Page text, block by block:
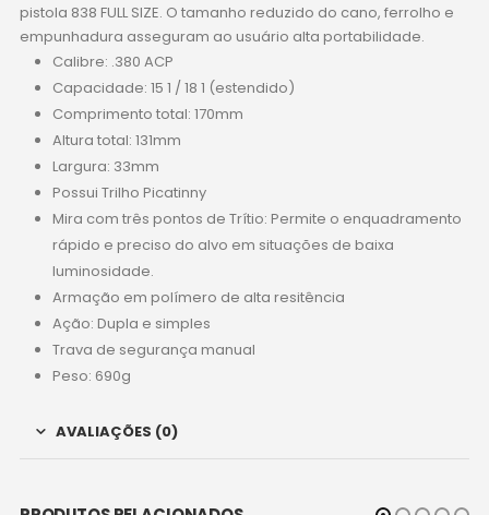
pistola 838 FULL SIZE. O tamanho reduzido do cano, ferrolho e
empunhadura asseguram ao usuário alta portabilidade.
Calibre: .380 ACP
Capacidade: 15 1 / 18 1 (estendido)
Comprimento total: 170mm
Altura total: 131mm
Largura: 33mm
Possui Trilho Picatinny
Mira com três pontos de Trítio: Permite o enquadramento
rápido e preciso do alvo em situações de baixa
luminosidade.
Armação em polímero de alta resitência
Ação: Dupla e simples
Trava de segurança manual
Peso: 690g
AVALIAÇÕES (0)